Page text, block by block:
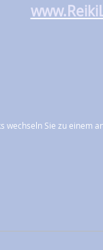
wechseln Sie zu einem